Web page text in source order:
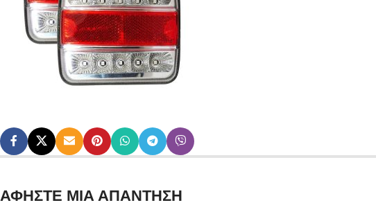
ΑΦΉΣΤΕ ΜΙΑ ΑΠΆΝΤΗΣΗ